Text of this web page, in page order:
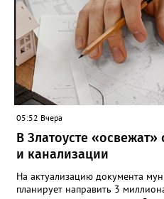
примерно каждый пятый из тех,
никогда кредиты не брал,
а больше половины имеют
05:52 Вчера
В Златоусте
и канализации
На актуализацию документа
планирует направить 3